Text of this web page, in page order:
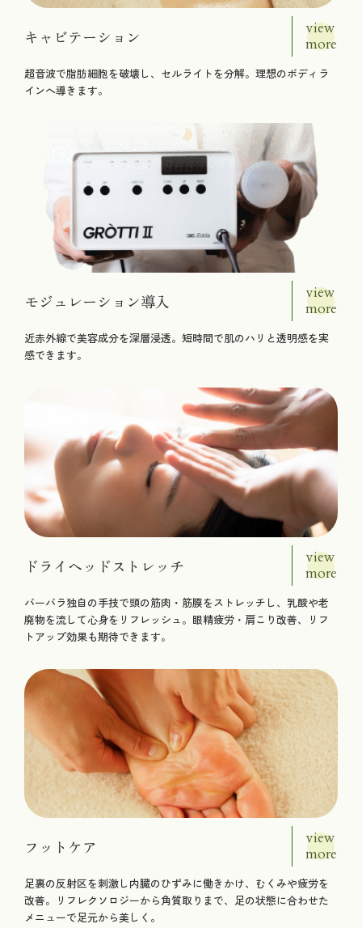
キャビテーション
view
more
超音波で脂肪細胞を破壊し、セルライトを分解。理想のボディラ
インへ導きます。
モジュレーション導入
view
more
近赤外線で美容成分を深層浸透。短時間で肌のハリと透明感を実
感できます。
ドライヘッドストレッチ
view
more
バーバラ独自の手技で頭の筋肉・筋膜をストレッチし、乳酸や老
廃物を流して心身をリフレッシュ。眼精疲労・肩こり改善、リフ
トアップ効果も期待できます。
フットケア
view
more
足裏の反射区を刺激し内臓のひずみに働きかけ、むくみや疲労を
改善。リフレクソロジーから角質取りまで、足の状態に合わせた
メニューで足元から美しく。